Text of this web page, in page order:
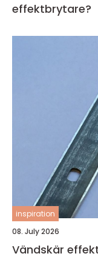
effektbrytare?
inspiration
08. July 2026
Vändskär effektiv och exakt bearbetning i